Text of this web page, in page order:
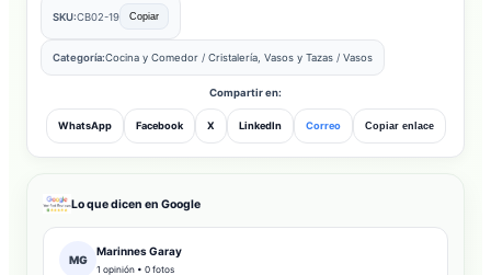
SKU:CB02-19 Copiar
Categoría:Cocina y Comedor / Cristalería, Vasos y Tazas / Vasos
Compartir en:
WhatsApp Facebook X LinkedIn Correo Copiar enlace
Lo que dicen en Google
MG
Marinnes Garay
1 opinión • 0 fotos